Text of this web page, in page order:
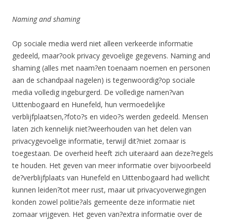
Naming and shaming
Op sociale media werd niet alleen verkeerde informatie
gedeeld, maar?ook privacy gevoelige gegevens. Naming and
shaming (alles met naam?en toenaam noemen en personen
aan de schandpaal nagelen) is tegenwoordig?op sociale
media volledig ingeburgerd. De volledige namen?van
Uittenbogaard en Hunefeld, hun vermoedelijke
verblijfplaatsen,?foto?s en video?s werden gedeeld. Mensen
laten zich kennelijk niet?weerhouden van het delen van
privacygevoelige informatie, terwijl dit?niet zomaar is
toegestaan. De overheid heeft zich uiteraard aan deze?regels
te houden. Het geven van meer informatie over bijvoorbeeld
de?verblijfplaats van Hunefeld en Uittenbogaard had wellicht
kunnen leiden?tot meer rust, maar uit privacyoverwegingen
konden zowel politie?als gemeente deze informatie niet
zomaar vrijgeven. Het geven van?extra informatie over de